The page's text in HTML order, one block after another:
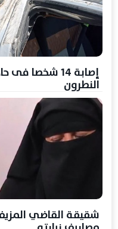
إصابة 14
النطرون
شقيقة القاضي